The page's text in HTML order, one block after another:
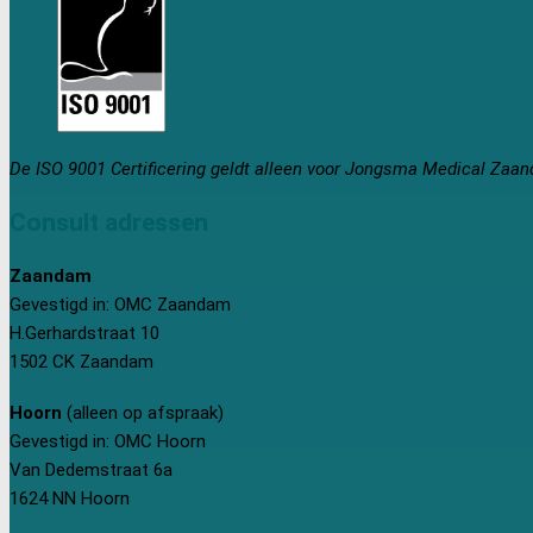
De ISO 9001 Certificering geldt alleen voor Jongsma Medical
Zaandam
Gevestigd in: OMC Zaandam
H.Gerhardstraat 10
1502 CK Zaandam
Hoorn (alleen op afspraak)
Gevestigd in: OMC Hoorn
Van Dedemstraat 6a
1624 NN Hoorn